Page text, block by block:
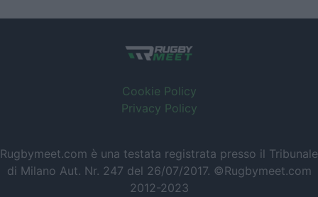
Cookie Policy
Privacy Policy
Rugbymeet.com è una testata registrata presso il Tribunale
di Milano Aut. Nr. 247 del 26/07/2017. ©Rugbymeet.com
2012-2023